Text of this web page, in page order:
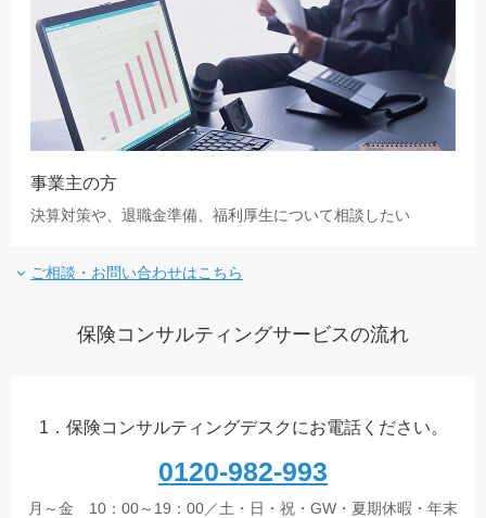
事業主の方
決算対策や、退職金準備、福利厚生について相談したい
ご相談・お問い合わせはこちら
保険コンサルティングサービスの流れ
1．保険コンサルティングデスクにお電話ください。
0120-982-993
月～金 10：00～19：00／土・日・祝・GW・夏期休暇・年末